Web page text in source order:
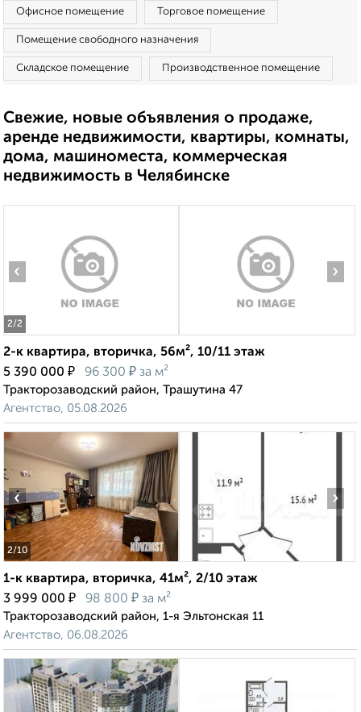
Офисное помещение Торговое помещение
Помещение свободного назначения
Складское помещение Производственное помещение
Свежие, новые объявления о продаже,
аренде недвижимости, квартиры, комнаты,
дома, машиноместа, коммерческая
недвижимость в Челябинске
2/2
‹ ›
2-к квартира, вторичка, 56м², 10/11 этаж
5 390 000 ₽ 96 300 ₽ за м²
Тракторозаводский район, Трашутина 47
Агентство, 05.08.2026
2/10
‹ ›
1-к квартира, вторичка, 41м², 2/10 этаж
3 999 000 ₽ 98 800 ₽ за м²
Тракторозаводский район, 1-я Эльтонская 11
Агентство, 06.08.2026